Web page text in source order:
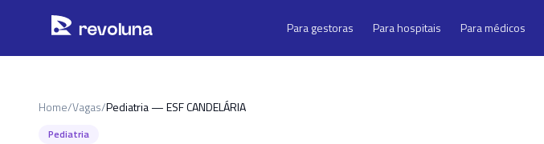
revoluna Para gestoras Para hospitais Para médicos
Home/Vagas/Pediatria — ESF CANDELÁRIA
Pediatria